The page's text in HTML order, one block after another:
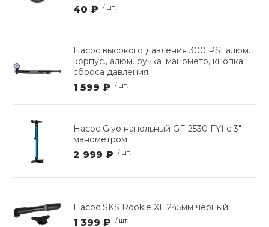
40 ₽ / шт.
Насос высокого давления 300 PSI алюм.
корпус., алюм. ручка ,манометр, кнопка
сброса давления
1 599 ₽ / шт.
Насос Giyo напольный GF-2530 FYI c 3"
манометром
2 999 ₽ / шт.
Насос SKS Rookie XL 245мм черный
1 399 ₽ / шт.